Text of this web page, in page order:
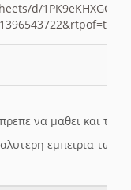
d/
να μαθει και το
εμπειρια